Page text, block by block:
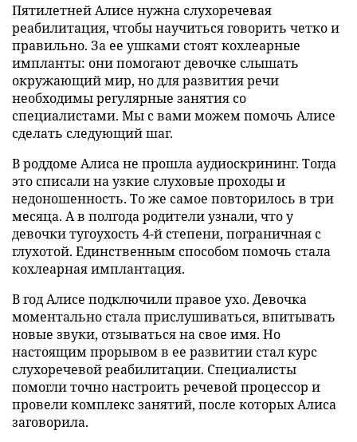
Пятилетней Алисе нужна слухоречевая
реабилитация, чтобы научиться говорить четко и
правильно. За ее ушками стоят кохлеарные
импланты: они помогают девочке слышать
окружающий мир, но для развития речи
необходимы регулярные занятия со
специалистами. Мы с вами можем помочь Алисе
сделать следующий шаг.
В роддоме Алиса не прошла аудиоскрининг. Тогда
это списали на узкие слуховые проходы и
недоношенность. То же самое повторилось в три
месяца. А в полгода родители узнали, что у
девочки тугоухость 4-й степени, пограничная с
глухотой. Единственным способом помочь стала
кохлеарная имплантация.
В год Алисе подключили правое ухо. Девочка
моментально стала прислушиваться, впитывать
новые звуки, отзываться на свое имя. Но
настоящим прорывом в ее развитии стал курс
слухоречевой реабилитации. Специалисты
помогли точно настроить речевой процессор и
провели комплекс занятий, после которых Алиса
заговорила.